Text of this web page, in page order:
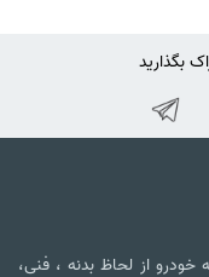
بگذارید
از لحاظ بدنه ، فنی،